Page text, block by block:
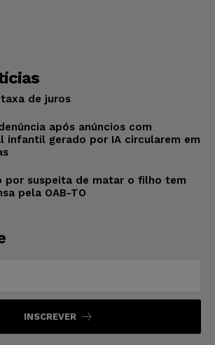
de juros
após anúncios com
infantil gerado por IA circularem em
por suspeita de matar o filho tem
pela OAB-TO
INSCREVER